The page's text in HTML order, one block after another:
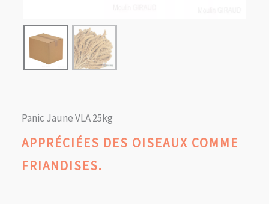
Panic Jaune VLA 25kg
APPRÉCIÉES DES OISEAUX COMME
FRIANDISES.